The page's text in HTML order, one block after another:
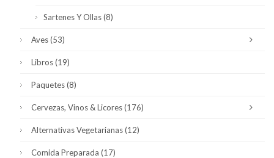
Sartenes Y Ollas(8)
Aves(53)
Libros(19)
Paquetes(8)
Cervezas, Vinos & Licores(176)
Alternativas Vegetarianas(12)
Comida Preparada (17)